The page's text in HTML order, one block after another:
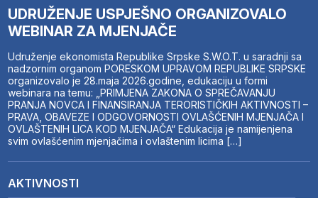
UDRUŽENJE USPJEŠNO ORGANIZOVALO
WEBINAR ZA MJENJAČE
Udruženje ekonomista Republike Srpske S.W.O.T. u saradnji sa
nadzornim organom PORESKOM UPRAVOM REPUBLIKE SRPSKE
organizovalo je 28.maja 2026.godine, edukaciju u formi
webinara na temu: „PRIMJENA ZAKONA O SPREČAVANJU
PRANJA NOVCA I FINANSIRANJA TERORISTIČKIH AKTIVNOSTI –
PRAVA, OBAVEZE I ODGOVORNOSTI OVLAŠĆENIH MJENJAČA I
OVLAŠTENIH LICA KOD MJENJAČA“ Edukacija je namijenjena
svim ovlašćenim mjenjačima i ovlaštenim licima […]
AKTIVNOSTI